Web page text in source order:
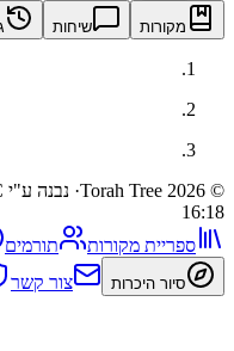
שיחות גרסאות
· נבנה ע"י Turn Byte LLC
מקורות תורמים אודות
היכרות צור קשר פרטיות